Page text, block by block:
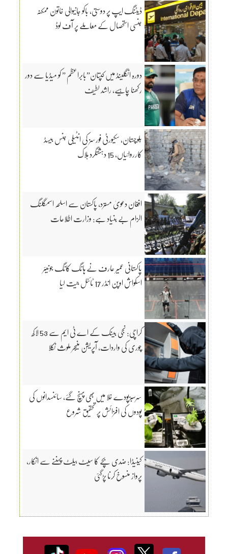
ڈیٹنگ ایپ پر دوستی، باکو جانیوالی خاتون ممکنہ
جنسی استحصال کے معاملے پر آف لوڈ
دورہ انگلینڈ میں کپتان”بابراعظم ” کو میڈیا سے دور
رکھنا چاہیے، راشد لطیف
بلوچستان، سکیورٹی فورسز کی انٹیلی جنس بیسڈ
کارروائیاں، 15 دہشتگرد ہلاک
افغان دعویٰ مسترد، پاکستان سے اسلحہ اسمگلنگ
الزام بے بنیاد ہے: وزارت اطلاعات
پاکستانی عمیر عارف نے ہانگ کانگ جونیئر
اسکواش اوپن انڈر 17 ٹائٹل جیت لیا
کراچی: نجی بینک کے اے ٹی ایم سے 53 لاکھ
چوری کی واردات، آپریشن منیجر ملوث نکلا
سرسبزپودے خلا میں بھی پہنچ گئے، سائنسدانوں کی
پودوں کی افزائش پر تحقیق شروع
کینیڈا: ضدی بچے کا سیٹ بیلٹ پہننے سے انکار،
پرواز منسوخ کرنا پڑگئی